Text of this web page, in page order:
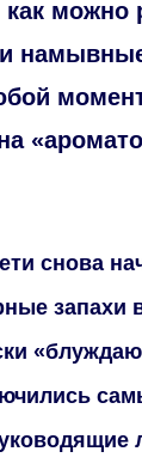
как можно
снова
запахи